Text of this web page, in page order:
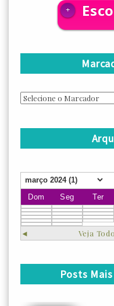
+
Dom Seg Ter
◄ Veja
Posts